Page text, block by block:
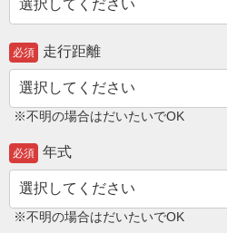
必須 走行距離
※不明の場合はだいたいでOK
必須 年式
※不明の場合はだいたいでOK